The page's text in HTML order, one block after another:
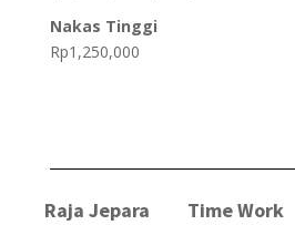
was:
Nakas Tinggi
Rp1,250,000
Raja Jepara Time Work